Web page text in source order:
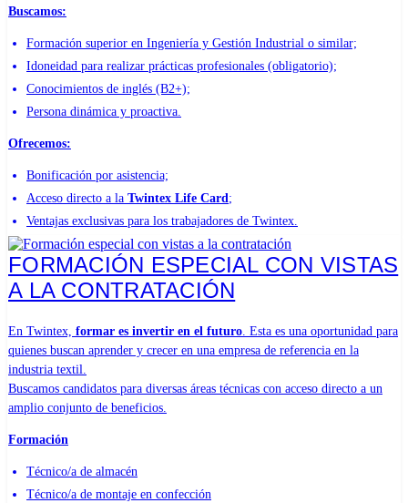
Buscamos:
Formación superior en Ingeniería y Gestión Industrial o similar;
Idoneidad para realizar prácticas profesionales (obligatorio);
Conocimientos de inglés (B2+);
Persona dinámica y proactiva.
Ofrecemos:
Bonificación por asistencia;
Acceso directo a la Twintex Life Card;
Ventajas exclusivas para los trabajadores de Twintex.
FORMACIÓN ESPECIAL CON VISTAS
A LA CONTRATACIÓN
En Twintex, formar es invertir en el futuro. Esta es una oportunidad para
quienes buscan aprender y crecer en una empresa de referencia en la
industria textil.
Buscamos candidatos para diversas áreas técnicas con acceso directo a un
amplio conjunto de beneficios.
Formación
Técnico/a de almacén
Técnico/a de montaje en confección